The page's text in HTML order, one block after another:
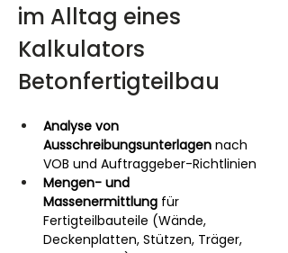
im Alltag eines
Kalkulators
Betonfertigteilbau
Analyse von
Ausschreibungsunterlagen nach
VOB und Auftraggeber-Richtlinien
Mengen- und
Massenermittlung für
Fertigteilbauteile (Wände,
Deckenplatten, Stützen, Träger,